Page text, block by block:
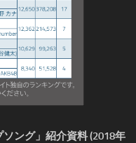
ソング」紹介資料 (2018年